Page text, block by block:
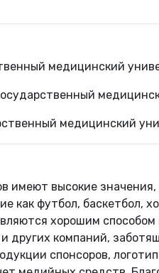
медицинский
медицинский
имеют высокие
как футбол, баскетбол,
хорошим
других компаний,
спонсоров,